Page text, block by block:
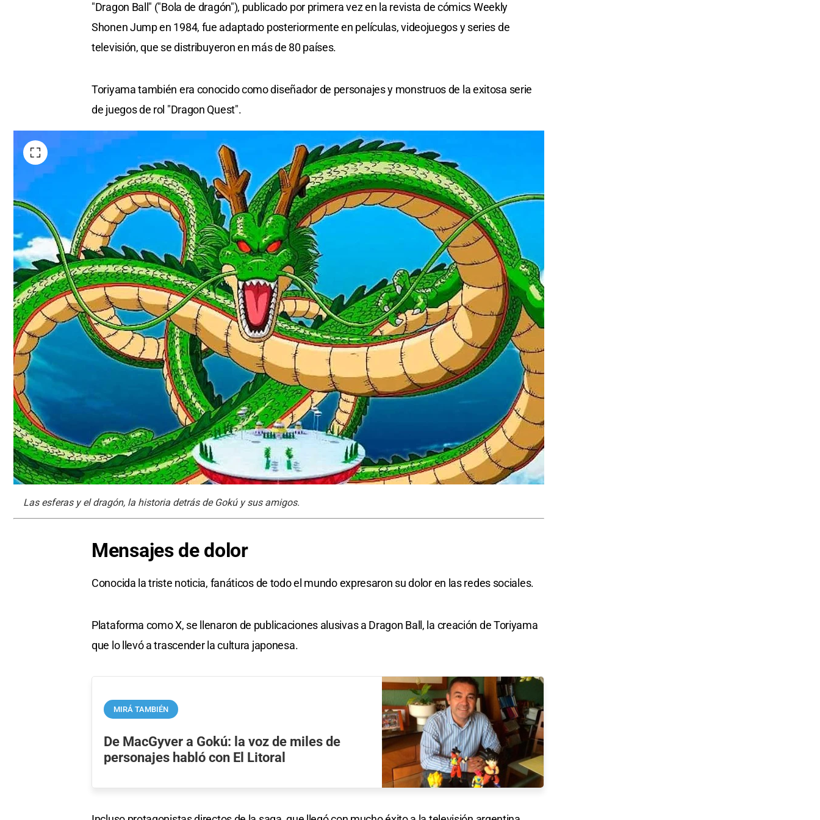
"Dragon Ball" ("Bola de dragón"), publicado por primera vez en la revista de cómics Weekly
Shonen Jump en 1984, fue adaptado posteriormente en películas, videojuegos y series de
televisión, que se distribuyeron en más de 80 países.
Toriyama también era conocido como diseñador de personajes y monstruos de la exitosa serie
de juegos de rol "Dragon Quest".
Las esferas y el dragón, la historia detrás de Gokú y sus amigos.
Mensajes de dolor
Conocida la triste noticia, fanáticos de todo el mundo expresaron su dolor en las redes sociales.
Plataforma como X, se llenaron de publicaciones alusivas a Dragon Ball, la creación de Toriyama
que lo llevó a trascender la cultura japonesa.
MIRÁ TAMBIÉN
De MacGyver a Gokú: la voz de miles de
personajes habló con El Litoral